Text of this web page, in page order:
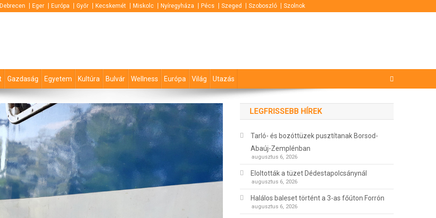
Debrecen Eger Európa Győr Kecskemét Miskolc Nyíregyháza Pécs Szeged Szoboszló Szolnok
Gazdaság Egyetem Kultúra Bulvár Wellness Európa Világ Utazás
LEGFRISSEBB HÍREK
Tarló- és bozóttüzek pusztítanak Borsod-
Abaúj-Zemplénban
augusztus 6, 2026
Eloltották a tüzet Dédestapolcsánynál
augusztus 6, 2026
Halálos baleset történt a 3-as főúton Forrón
augusztus 6, 2026